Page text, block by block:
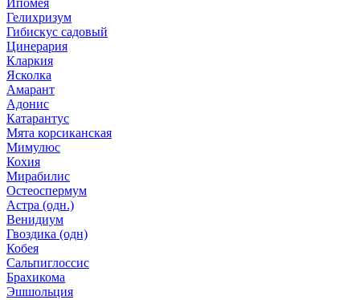
Ипомея
Гелихризум
Гибискус садовый
Цинерария
Кларкия
Ясколка
Амарант
Адонис
Катарантус
Мята корсиканская
Мимулюс
Кохия
Мирабилис
Остеоспермум
Астра (одн.)
Венидиум
Гвоздика (одн)
Кобея
Сальпиглоссис
Брахикома
Эшшольция